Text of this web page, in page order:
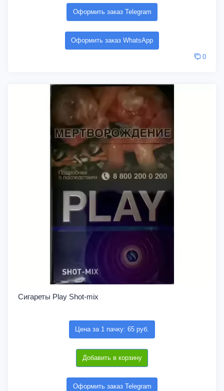
Оформить заказ Telegram
Оформить заказ WhatsApp
0
Сигареты Play Shot-mix
Цена за 1 пачку: 65 руб.
Добавить в корзину
Оформить заказ Telegram